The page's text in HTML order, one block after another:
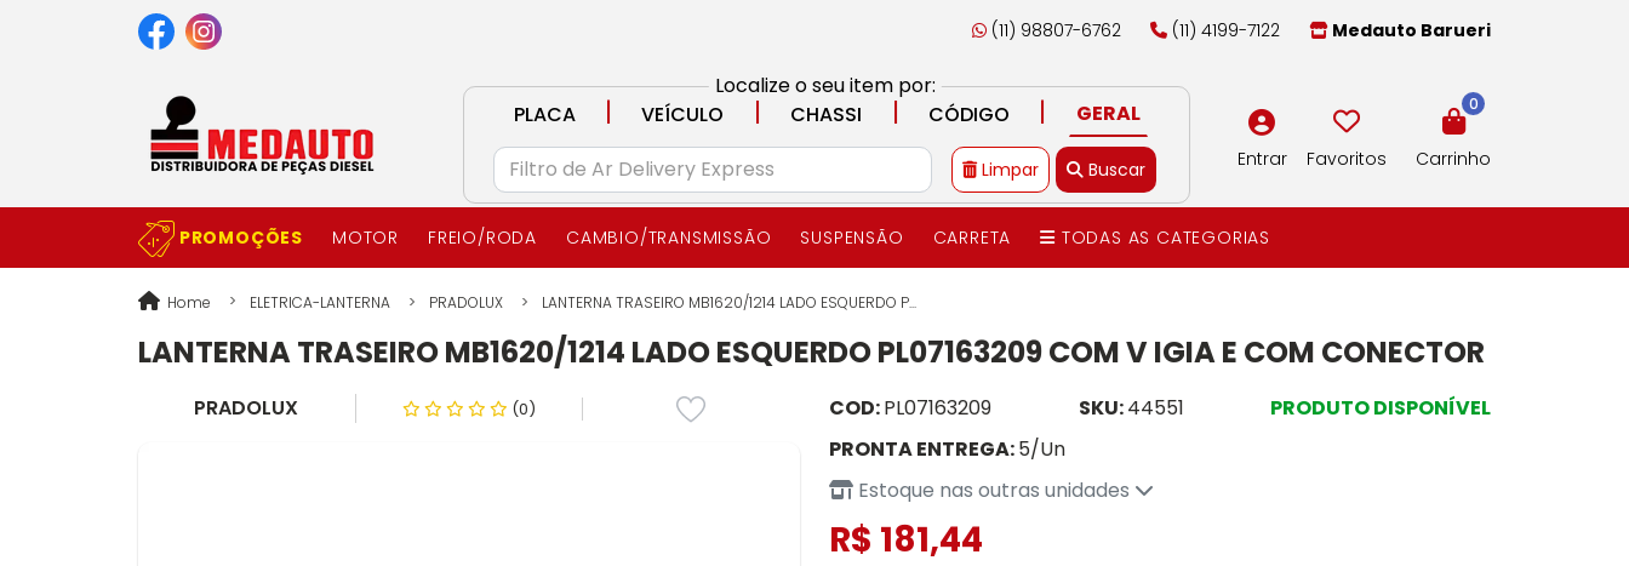
(11) 98807-6762 (11) 4199-7122 Medauto Barueri
Localize o seu item por:
PLACA
| VEÍCULO | CHASSI | CÓDIGO | GERAL
Limpar Buscar Entrar Favoritos
0
Carrinho
PROMOÇÕES MOTOR FREIO/RODA CAMBIO/TRANSMISSÃO SUSPENSÃO CARRETA TODAS AS CATEGORIAS
Home ELETRICA-LANTERNA PRADOLUX LANTERNA TRASEIRO MB1620/1214 LADO ESQUERDO P...
LANTERNA TRASEIRO MB1620/1214 LADO ESQUERDO PL07163209 COM V IGIA E COM CONECTOR
PRADOLUX (0) COD:PL07163209 SKU:44551
PRODUTO DISPONÍVEL
PRONTA ENTREGA:5/Un
Estoque nas outras unidades
R$ 181,44